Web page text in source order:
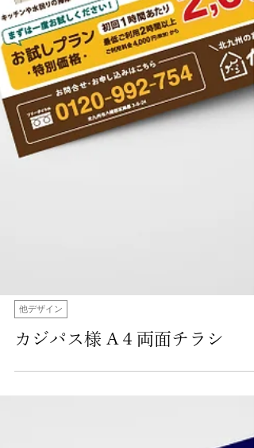
他デザイン
カジパス様 A４両面チラシ